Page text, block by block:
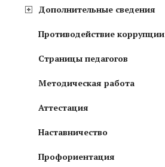
Дополнительные сведения
Противодействие коррупции
Страницы педагогов
Методическая работа
Аттестация
Наставничество
Профориентация